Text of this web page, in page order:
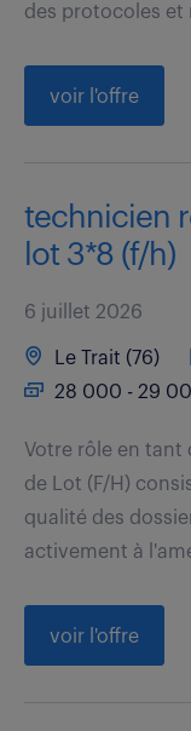
des protocoles et
voir l'offre
technicien
lot 3*8 (f/h)
6 juillet 2026
Le Trait (76)
28 000 - 29
Votre rôle en tant
de Lot (F/H)
qualité des
activement à
voir l'offre